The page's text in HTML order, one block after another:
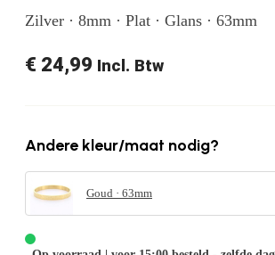
Zilver · 8mm · Plat · Glans · 63mm
€ 24,99 Incl. Btw
Andere kleur/maat nodig?
Goud · 63mm